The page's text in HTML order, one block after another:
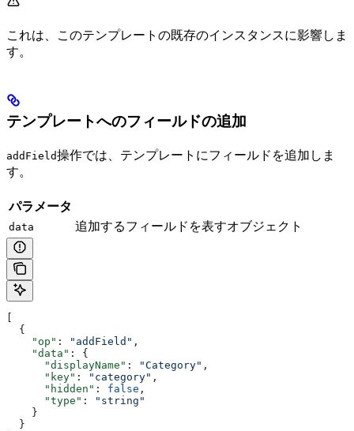
これは、このテンプレートの既存のインスタンスに影響しま
す。
テンプレートへのフィールドの追加
addField操作では、テンプレートにフィールドを追加しま
す。
パラメータ
data 追加するフィールドを表すオブジェクト
  {
    "op"
: "addField" ,
    "data"
: {
      "displayName"
: "Category" ,
      "key"
: "category" ,
      "hidden"
: false ,
      "type"
:
"string"
    }
  }